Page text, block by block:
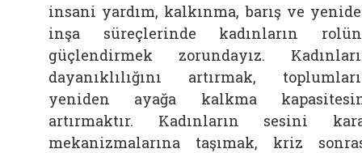
insani yardım, kalkınma, barış ve
inşa süreçlerinde kadınların
güçlendirmek zorundayız.
dayanıklılığını artırmak,
yeniden ayağa kalkma
artırmaktır. Kadınların sesini
mekanizmalarına taşımak, kriz